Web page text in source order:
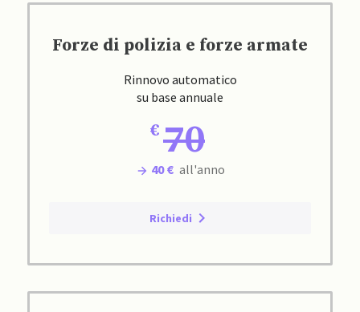
Forze di polizia e forze armate
Rinnovo automatico
su base annuale
70
40 € all'anno
Richiedi